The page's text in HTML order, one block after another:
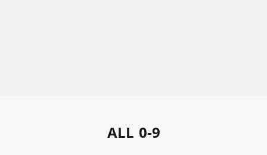
ALL 0-9